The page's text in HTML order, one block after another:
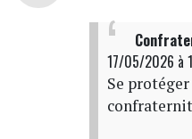
17/05/2026 à
Se